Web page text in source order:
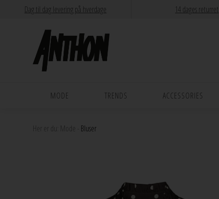
Dag til dag levering på hverdage 14 dages returret
MODE TRENDS ACCESSORIES
Her er du: Mode Bluser